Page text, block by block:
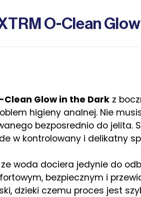
O-Clean
Clean Glow in the Darkz
higieny analnej. Nie
bezposrednio do jelita.
w kontrolowany i delikatny
woda dociera jedynie do
bezpiecznym i
dzieki czemu proces jest